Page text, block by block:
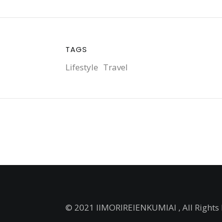
TAGS
Lifestyle Travel
© 2021 IIMORIREIENKUMIAI , All Rights